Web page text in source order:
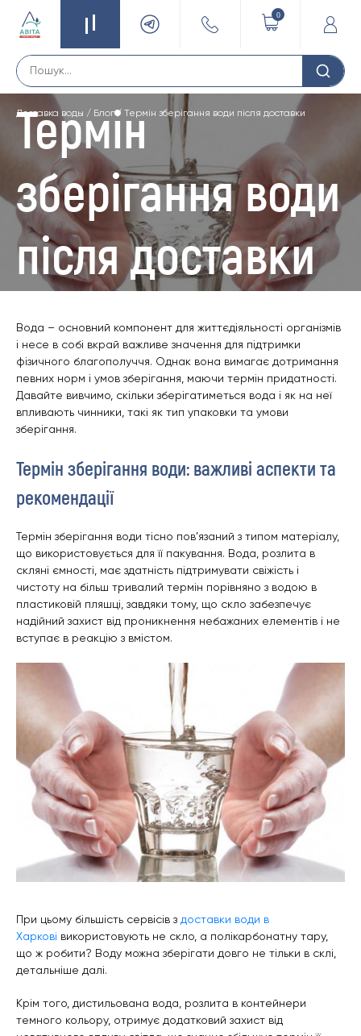
Доставка воды / Блог/ Термін зберігання води після доставки
0
Термін
зберігання води
після доставки
Вода – основний компонент для життєдіяльності організмів
і несе в собі вкрай важливе значення для підтримки
фізичного благополуччя. Однак вона вимагає дотримання
певних норм і умов зберігання, маючи термін придатності.
Давайте вивчимо, скільки зберігатиметься вода і як на неї
впливають чинники, такі як тип упаковки та умови
зберігання.
Термін зберігання води: важливі аспекти та
рекомендації
Термін зберігання води тісно пов’язаний з типом матеріалу,
що використовується для її пакування. Вода, розлита в
скляні ємності, має здатність підтримувати свіжість і
чистоту на більш тривалий термін порівняно з водою в
пластиковій пляшці, завдяки тому, що скло забезпечує
надійний захист від проникнення небажаних елементів і не
вступає в реакцію з вмістом.
При цьому більшість сервісів з доставки води в
Харкові використовують не скло, а полікарбонатну тару,
що ж робити? Воду можна зберігати довго не тільки в склі,
детальніше далі.
Крім того, дистильована вода, розлита в контейнери
темного кольору, отримує додатковий захист від